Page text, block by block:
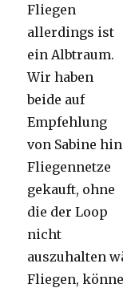
Fliegen
allerdings ist
ein Albtraum.
Wir haben
beide auf
Empfehlung
von Sabine hin
Fliegennetze
gekauft, ohne
die der Loop
nicht
auszuhalten
Fliegen,